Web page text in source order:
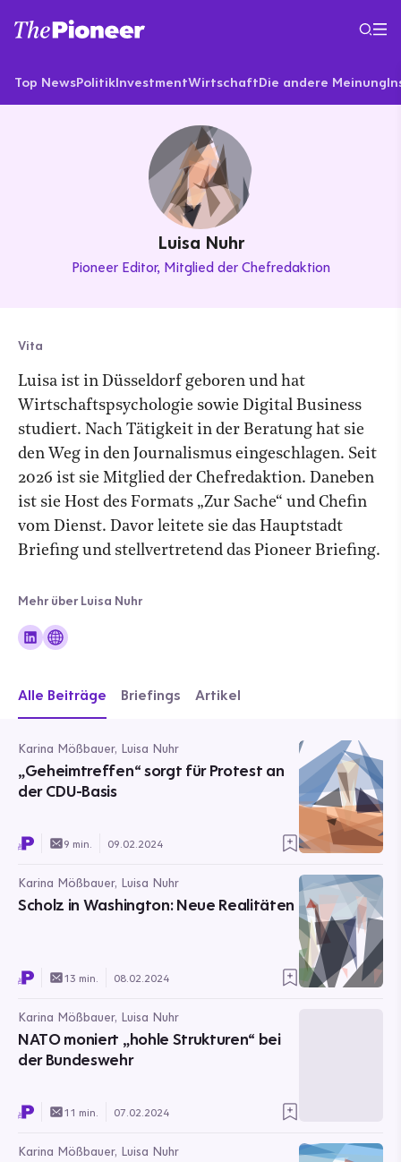
Top NewsPolitikInvestmentWirtschaftDie andere Meinung
Luisa Nuhr
Pioneer Editor Mitglied der Chefredaktion
Vita
Luisa ist in Düsseldorf geboren und hat
Wirtschaftspsychologie sowie Digital Business
studiert. Nach Tätigkeit in der Beratung hat sie
den Weg in den Journalismus eingeschlagen. Seit
2026 ist sie Mitglied der Chefredaktion. Daneben
ist sie Host des Formats „Zur Sache“ und Chefin
vom Dienst. Davor leitete sie das Hauptstadt
Briefing und stellvertretend das Pioneer Briefing.
Mehr über Luisa Nuhr
Alle Beiträge Briefings Artikel
Karina Mößbauer, Luisa Nuhr
„Geheimtreffen“ sorgt für Protest an
der CDU-Basis
9 min. 09.02.2024
Karina Mößbauer, Luisa Nuhr
Scholz in Washington: Neue Realitäten
13 min. 08.02.2024
Karina Mößbauer, Luisa Nuhr
NATO moniert „hohle Strukturen“ bei
der Bundeswehr
11 min. 07.02.2024
Karina Mößbauer, Luisa Nuhr